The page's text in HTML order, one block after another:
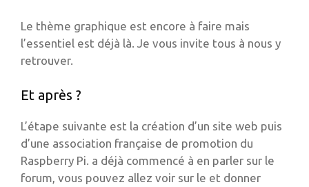
Le thème graphique est encore à faire mais
l’essentiel est déjà là. Je vous invite tous à nous y
retrouver.
Et après ?
L’étape suivante est la création d’un site web puis
d’une association française de promotion du
Raspberry Pi. a déjà commencé à en parler sur le
forum, vous pouvez allez voir sur le et donner